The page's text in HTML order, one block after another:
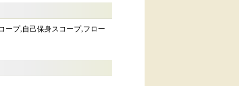
ープ,自己保身スコープ,フロー